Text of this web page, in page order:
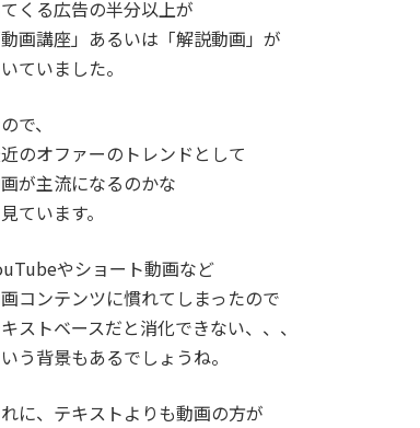
くる広告の半分以上が
動画講座」あるいは「解説動画」が
ていました。
で、
のオファーのトレンドとして
が主流になるのかな
ています。
やショート動画など
コンテンツに慣れてしまったので
ストベースだと消化できない、、、
う背景もあるでしょうね。
に、テキストよりも動画の方が